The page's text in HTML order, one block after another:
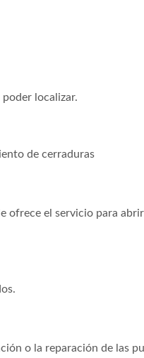
poder localizar.
de cerraduras
ofrece el servicio para
o la reparación de las